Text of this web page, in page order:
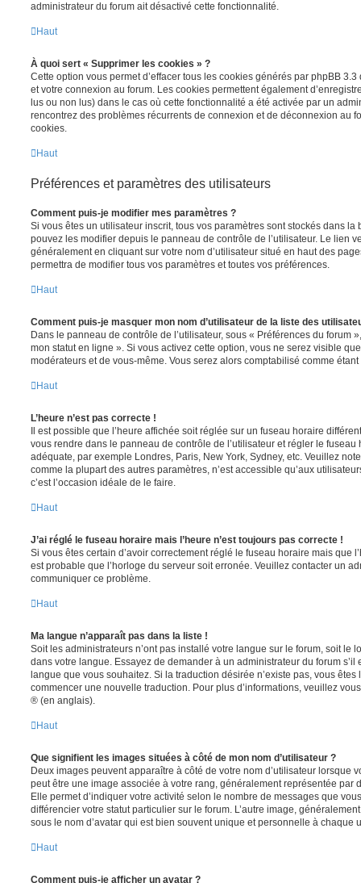
administrateur du forum ait désactivé cette fonctionnalité.
Haut
À quoi sert « Supprimer les cookies » ?
Cette option vous permet d’effacer tous les cookies générés par phpBB
et votre connexion au forum. Les cookies permettent également
lus ou non lus) dans le cas où cette fonctionnalité a été activée par un
rencontrez des problèmes récurrents de connexion et de déconnexion au
cookies.
Haut
Préférences et paramètres des utilisateurs
Comment puis-je modifier mes paramètres ?
Si vous êtes un utilisateur inscrit, tous vos paramètres sont stockés dans la
pouvez les modifier depuis le panneau de contrôle de l’utilisateur. Le lien
généralement en cliquant sur votre nom d’utilisateur situé en haut des
permettra de modifier tous vos paramètres et toutes vos préférences.
Haut
Comment puis-je masquer mon nom d’utilisateur de la liste des
Dans le panneau de contrôle de l’utilisateur, sous « Préférences du forum
mon statut en ligne ». Si vous activez cette option, vous ne serez visible
modérateurs et de vous-même. Vous serez alors comptabilisé comme
Haut
L’heure n’est pas correcte !
Il est possible que l’heure affichée soit réglée sur un fuseau horaire
vous rendre dans le panneau de contrôle de l’utilisateur et régler le
adéquate, par exemple Londres, Paris, New York, Sydney, etc. Veuillez
comme la plupart des autres paramètres, n’est accessible qu’aux
c’est l’occasion idéale de le faire.
Haut
J’ai réglé le fuseau horaire mais l’heure n’est toujours pas correcte !
Si vous êtes certain d’avoir correctement réglé le fuseau horaire mais que
est probable que l’horloge du serveur soit erronée. Veuillez contacter un
communiquer ce problème.
Haut
Ma langue n’apparaît pas dans la liste !
Soit les administrateurs n’ont pas installé votre langue sur le forum, soit le
dans votre langue. Essayez de demander à un administrateur du forum s’il
langue que vous souhaitez. Si la traduction désirée n’existe pas, vous
commencer une nouvelle traduction. Pour plus d’informations, veuillez
® (en anglais).
Haut
Que signifient les images situées à côté de mon nom d’utilisateur ?
Deux images peuvent apparaître à côté de votre nom d’utilisateur lorsque
peut être une image associée à votre rang, généralement représentée par
Elle permet d’indiquer votre activité selon le nombre de messages que
différencier votre statut particulier sur le forum. L’autre image,
sous le nom d’avatar qui est bien souvent unique et personnelle à chaque
Haut
Comment puis-je afficher un avatar ?